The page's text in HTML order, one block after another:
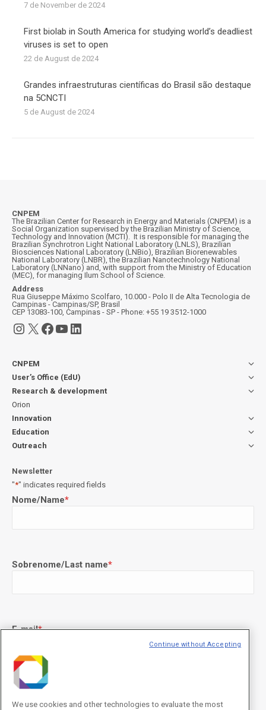
7 de November de 2024
First biolab in South America for studying world’s deadliest
viruses is set to open
22 de August de 2024
Grandes infraestruturas científicas do Brasil são destaque
na 5CNCTI
5 de August de 2024
CNPEM
The Brazilian Center for Research in Energy and Materials (CNPEM) is a
Social Organization supervised by the Brazilian Ministry of Science,
Technology and Innovation (MCTI). It is responsible for managing the
Brazilian Synchrotron Light National Laboratory (LNLS), Brazilian
Biosciences National Laboratory (LNBio), Brazilian Biorenewables
National Laboratory (LNBR), the Brazilian Nanotechnology National
Laboratory (LNNano) and, with support from the Ministry of Education
(MEC), for managing Ilum School of Science.
Address
Rua Giuseppe Máximo Scolfaro, 10.000 - Polo II de Alta Tecnologia de
Campinas - Campinas/SP, Brasil
CEP 13083-100, Campinas - SP - Phone: +55 19 3512-1000
Instagram
X Facebook
YouTube
LinkedIn
CNPEM
User’s Office (EdU)
Research & development
Orion
Innovation
Education
Outreach
Newsletter
"*" indicates required fields
Nome/Name*
Sobrenome/Last name*
E-mail*
Concordo com os termos de uso descritos naPolítica de
We use cookies and other technologies to evaluate the most
Continue without Accepting